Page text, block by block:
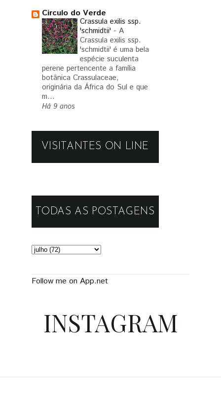
Circulo do Verde
Crassula exilis ssp.
'schmidtii' - A
Crassula exilis ssp.
'schmidtii' é uma bela
espécie suculenta
perene pertencente a família
botânica Crassulaceae,
originária da África do Sul e que
m...
Há 9 anos
VISITANTES ON LINE
TODAS AS POSTAGENS
Follow me on App.net
INSTAGRAM